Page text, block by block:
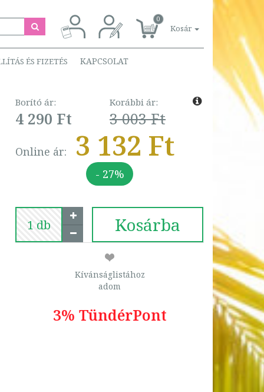
0
Kosár
ÉS FIZETÉS KAPCSOLAT
Borító ár:
4 290 Ft
Korábbi ár:
3 003 Ft
Online ár: 3 132 Ft
- 27%
Kosárba
Kívánságlistához
adom
3% TündérPont